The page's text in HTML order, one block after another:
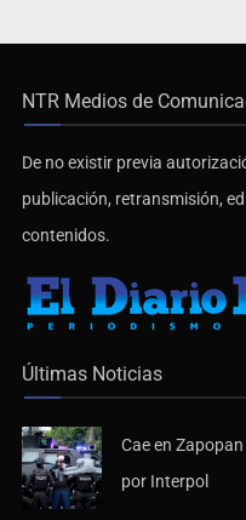
NTR Medios de
De no existir previa
publicación, retransmisión,
contenidos.
Últimas Noticias
Cae en
por Interpol